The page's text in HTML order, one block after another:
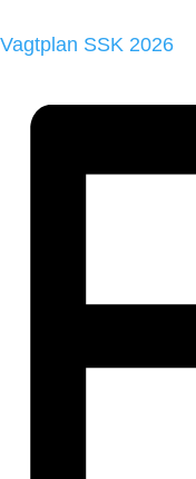
Vagtplan SSK 2026